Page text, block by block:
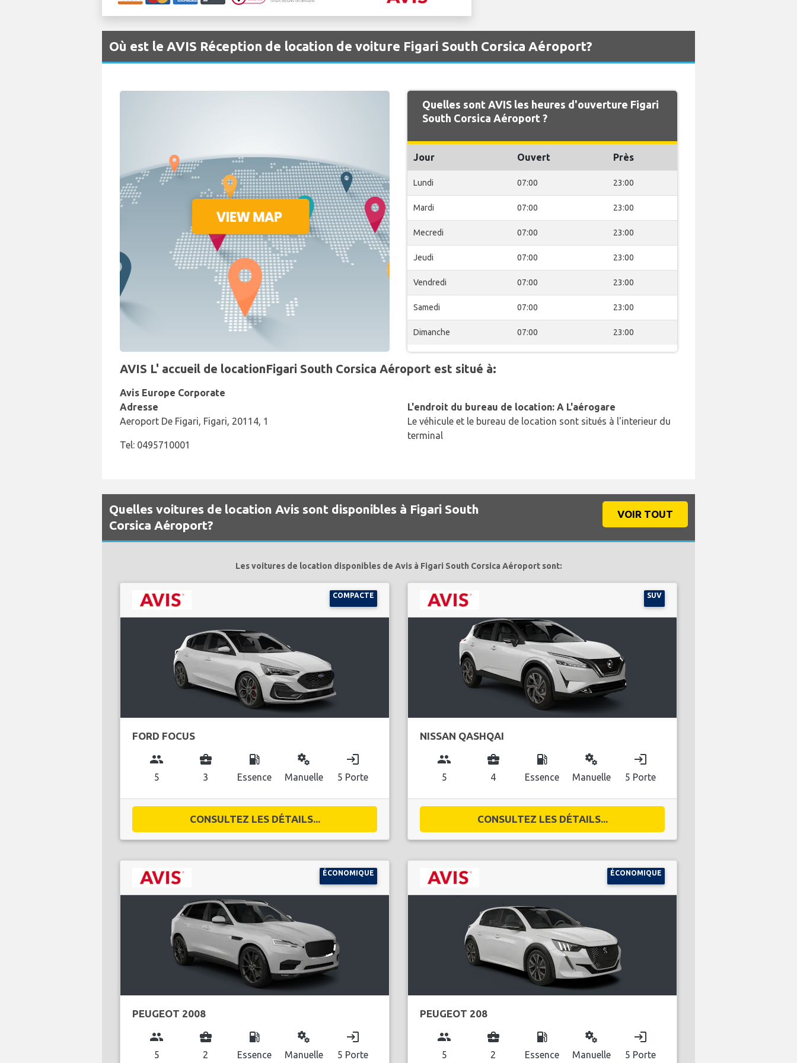
Où est le AVIS Réception de location de voiture Figari South Corsica Aéroport?
Quelles sont AVIS les heures d'ouverture Figari
South Corsica Aéroport ?
Jour Ouvert Près
Lundi 07:00 23:00
Mardi 07:00 23:00
Mecredi 07:00 23:00
Jeudi 07:00 23:00
Vendredi 07:00 23:00
Samedi 07:00 23:00
Dimanche 07:00 23:00
AVIS L' accueil de locationFigari South Corsica Aéroport est situé à:
Avis Europe Corporate
Adresse
Aeroport De Figari, Figari, 20114, 1
Tel: 0495710001
L'endroit du bureau de location: A L'aérogare
Le véhicule et le bureau de location sont situés à l'interieur du
terminal
Quelles voitures de location Avis sont disponibles à Figari South
Corsica Aéroport?
VOIR TOUT
Les voitures de location disponibles de Avis à Figari South Corsica Aéroport sont:
COMPACTE
FORD FOCUS
group
5
business_center
3
local_gas_station
Essence
miscellaneous_services
Manuelle
login
5 Porte
CONSULTEZ LES DÉTAILS...
SUV
NISSAN QASHQAI
group
5
business_center
4
local_gas_station
Essence
miscellaneous_services
Manuelle
login
5 Porte
CONSULTEZ LES DÉTAILS...
ÉCONOMIQUE
PEUGEOT 2008
group
5
business_center
2
local_gas_station
Essence
miscellaneous_services
Manuelle
login
5 Porte
ÉCONOMIQUE
PEUGEOT 208
group
5
business_center
2
local_gas_station
Essence
miscellaneous_services
Manuelle
login
5 Porte